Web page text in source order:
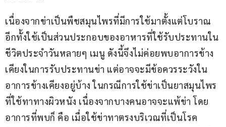
เนื่องจากข่าเป็นพืชสมุนไพรที่มีการใช้มาตั้งแต่โบราณ
อีกทั้งใช้เป็นส่วนประกอบของอาหารที่ใช้รับประทานใน
ชีวิตประจำวันหลายๆ เมนู ดังนี้จึงไม่ค่อยพบอาการข้าง
เคียงในการรับประทานข่า แต่อาจจะมีข้อควรระวังใน
อาการข้างเคียงอยู่บ้าง ในกรณีการใช้ข่าเป็นยาสมุนไพร
ที่ใช้ทาทางผิวหนัง เนื่องจากบางคนอาจจะแพ้ข่า โดย
อาการที่พบก็ คือ เมื่อใช้ข่าทาตรงบริเวณที่เป็นโรค